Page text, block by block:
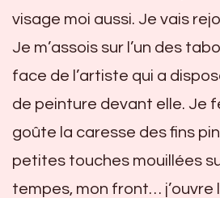
visage moi aussi. Je vais
Je m’assois sur l’un des
face de l’artiste qui a
de peinture devant elle. Je
goûte la caresse des fins
petites touches mouillées
tempes, mon front… j’ouvre